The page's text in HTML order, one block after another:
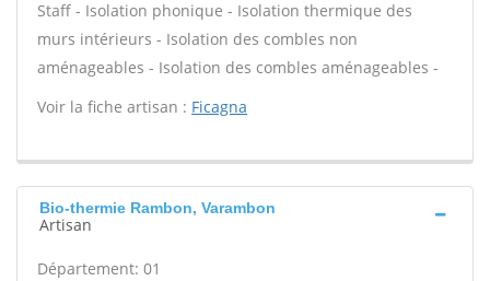
Staff - Isolation phonique - Isolation thermique des
murs intérieurs - Isolation des combles non
aménageables - Isolation des combles aménageables -
Voir la fiche artisan : Ficagna
Bio-thermie Rambon, Varambon
Artisan
Département: 01